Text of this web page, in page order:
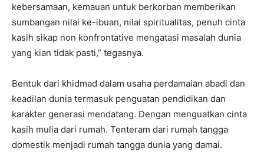
kebersamaan, kemauan untuk berkorban memberikan
sumbangan nilai ke-ibuan, nilai spiritualitas, penuh cinta
kasih sikap non konfrontative mengatasi masalah dunia
yang kian tidak pasti,” tegasnya.
Bentuk dari khidmad dalam usaha perdamaian abadi dan
keadilan dunia termasuk penguatan pendidikan dan
karakter generasi mendatang. Dengan menguatkan cinta
kasih mulia dari rumah. Tenteram dari rumah tangga
domestik menjadi rumah tangga dunia yang damai.